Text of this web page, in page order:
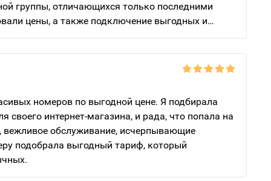
группы, отличающихся только последними
цены, а также подключение выгодных и
Рекомендую “Золотые номера России” всем, кто
номеров по выгодной цене. Я подбирала
своего интернет-магазина, и рада, что попала на
вежливое обслуживание, исчерпывающие
подобрала выгодный тариф, который